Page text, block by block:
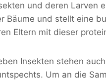
und deren Larven
Bäume und stellt eine
Eltern mit dieser
Insekten stehen
Um an die